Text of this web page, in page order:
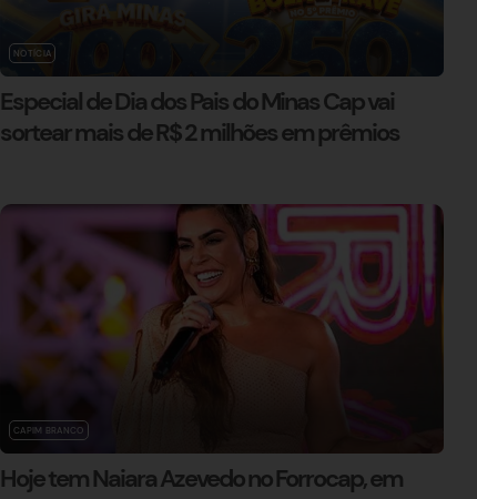
NOTÍCIA
Especial de Dia dos Pais do Minas Cap vai
sortear mais de R$ 2 milhões em prêmios
CAPIM BRANCO
Hoje tem Naiara Azevedo no Forrocap, em